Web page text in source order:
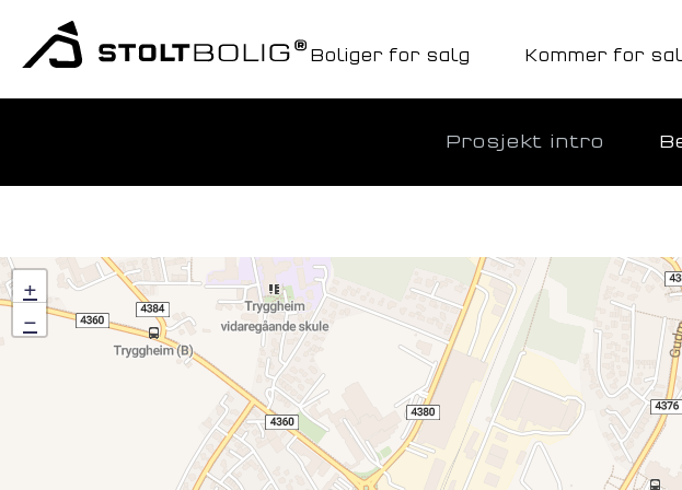
Boliger for salg Kommer for
Prosjekt intro
+
−